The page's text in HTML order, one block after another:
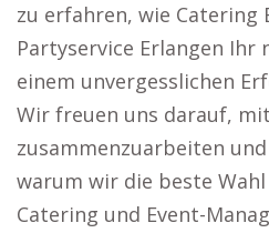
zu erfahren, wie Catering
Partyservice Erlangen Ihr
einem unvergesslichen
Wir freuen uns darauf,
zusammenzuarbeiten
warum wir die beste
Catering und Event-